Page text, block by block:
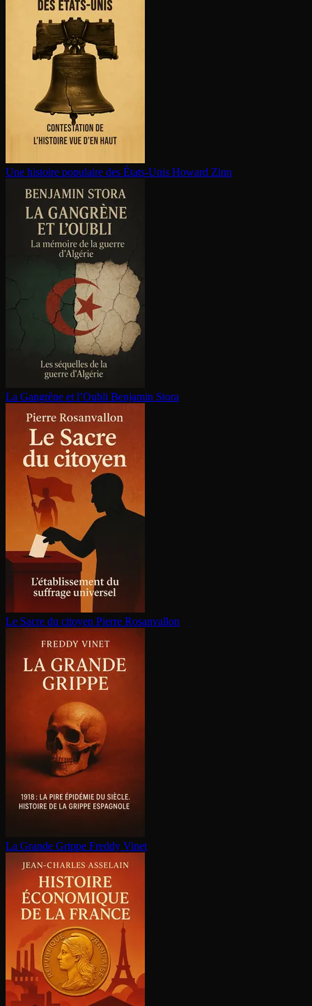
Une histoire populaire des États-Unis Howard Zinn
La Gangrène et l’Oubli Benjamin Stora
Le Sacre du citoyen Pierre Rosanvallon
La Grande Grippe Freddy Vinet